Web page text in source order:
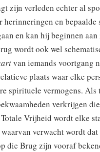
zijn verleden echter al
en bepaalde
en kan hij beginnen aan
wordt ook wel
van iemands voortgang
plaats waar elke
spirituele vermogens. Als
verkrijgen
Vrijheid wordt elke
verwacht wordt
die Brug zijn vooraf